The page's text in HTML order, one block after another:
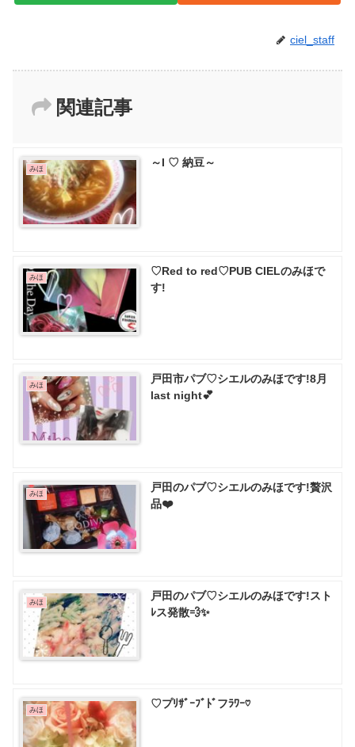
ciel_staff
関連記事
みほ ～I ♡ 納豆～
みほ
♡Red to red♡PUB CIELのみほで
す!
みほ
戸田市パブ♡ シエルのみほです!8月
last night💕
みほ
戸田のパブ♡ シエルのみほです!贅沢
品❤️
みほ
戸田のパブ♡ シエルのみほです!スト
ﾚス発散💨✨
みほ ♡プﾘｻﾞｰﾌﾞﾄﾞフﾗﾜｰ♡